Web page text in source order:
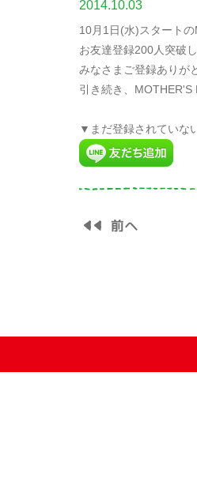
2014.10.03
10月1日(水)スタート
お友達登録200人突破
みなさまご登録ありが
引き続き、
▼まだ登録されていな